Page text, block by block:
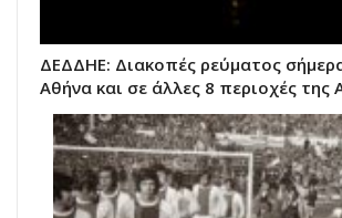
ΔΕΔΔΗΕ: Διακοπές ρεύματος
Αθήνα και σε άλλες 8 περιοχές της